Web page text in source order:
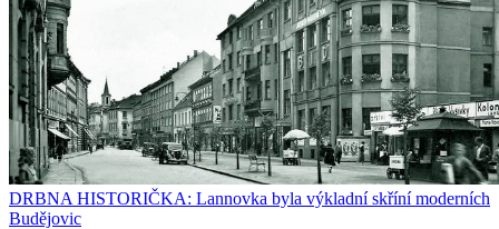
DRBNA HISTORIČKA: Lannovka byla výkladní skříní moderních
Budějovic